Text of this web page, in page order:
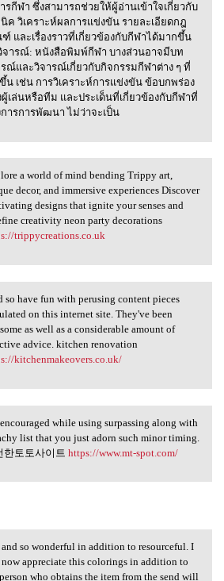
รกีฬา ซึ่งสามารถช่วยให้ผู้อ่านเข้าใจเกี่ยวกับ
ค วิเคราะห์ผลการแข่งขัน รายละเอียดกฎ
ฑ์ และเรื่องราวที่เกี่ยวข้องกับกีฬาได้มากขึ้น
จารณ์: หนังสือพิมพ์กีฬา บางส่วนอาจมีบท
ณ์และวิจารณ์เกี่ยวกับกิจกรรมกีฬาต่าง ๆ ที่
น เช่น การวิเคราะห์การแข่งขัน ข้อบกพร่อง
เล่นหรือทีม และประเด็นที่เกี่ยวข้องกับกีฬาที่
การการพัฒนา ไม่ว่าจะเป็น
a world of mind
a world of mind bending Trippy art,
decor, and immersive experiences Discover
designs that ignite your senses and
creativity neon party decorations
trippycreations.co.uk
have fun with
so have fun with perusing content pieces
on this internet site. They've been
as well as a considerable amount of
advice. kitchen renovation
kitchenmakeovers.co.uk/
while using
while using surpassing along with
list that you just adorn such minor timing.
한토토사이트 https://www.mt-spot.com/
so wonderful in
so wonderful in addition to resourceful. I
appreciate this colorings in addition to
who obtains the item from the send will